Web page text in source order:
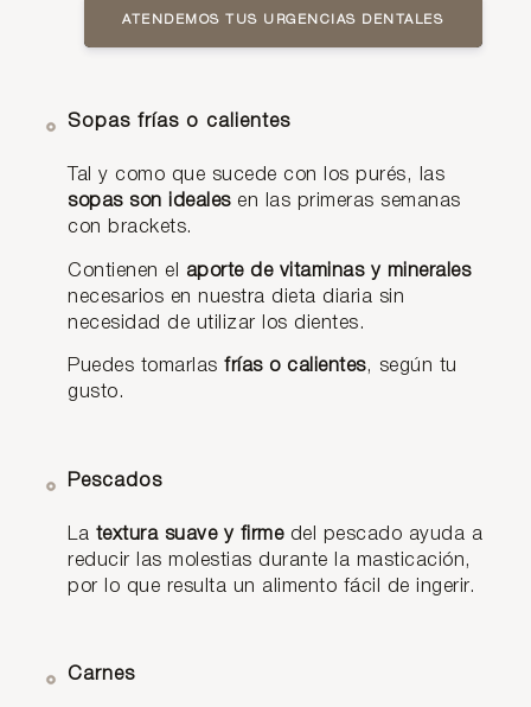
ATENDEMOS TUS URGENCIAS DENTALES
Sopas frías o calientes
Tal y como que sucede con los purés, las
sopas son ideales en las primeras semanas
con brackets.
Contienen el aporte de vitaminas y minerales
necesarios en nuestra dieta diaria sin
necesidad de utilizar los dientes.
Puedes tomarlasfrías o calientes, según tu
gusto.
Pescados
La textura suave y firmedel pescado ayuda a
reducir las molestias durante la masticación,
por lo que resulta un alimento fácil de ingerir.
Carnes